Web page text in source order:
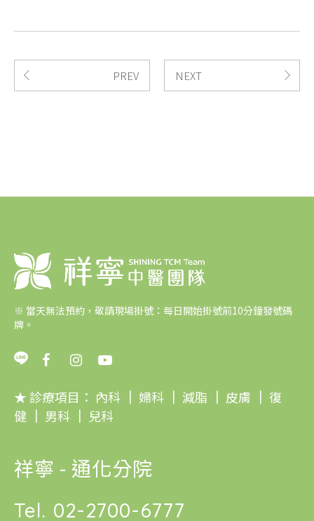
PREV NEXT
※ 當天無法預約，敬請現場掛號：每日開始掛號前10分鐘發號碼
牌。
★ 診療項目： 內科 ｜ 婦科 ｜ 減脂 ｜ 皮膚 ｜ 復
健 ｜ 男科 ｜ 兒科
祥寧 - 通化分院
Tel. 02-2700-6777